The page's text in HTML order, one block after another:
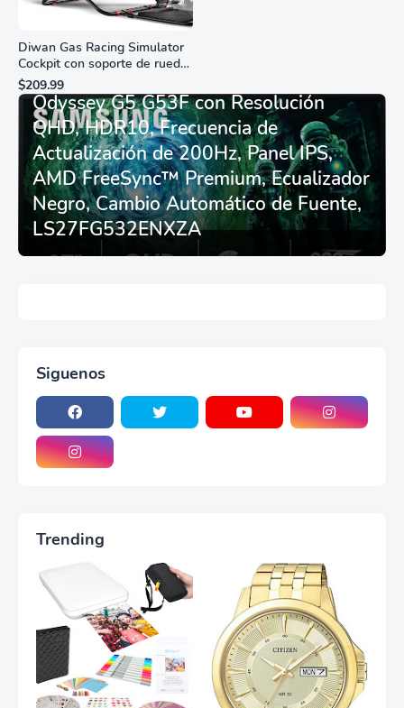
Diwan Gas Racing Simulator
Cockpit con soporte de rueda
de carreras plegable y
asiento - Logitech
G29/920/923/27/25,
Thrustmaster
T248/X/T300RS/T150/458/TX
$209.99
Monitor Gamer SAMSUNG 27”
Odyssey G5 G53F con Resolución
QHD, HDR10, Frecuencia de
Actualización de 200Hz, Panel IPS,
AMD FreeSync™ Premium, Ecualizador
Negro, Cambio Automático de Fuente,
LS27FG532ENXZA
Siguenos
Trending